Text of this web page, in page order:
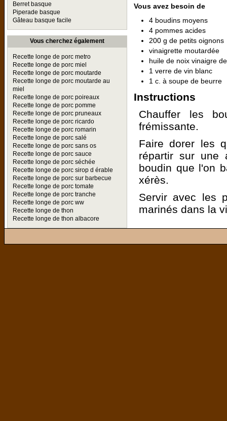
Berret basque
Piperade basque
Gâteau basque facile
Vous cherchez également
Recette longe de porc metro
Recette longe de porc miel
Recette longe de porc moutarde
Recette longe de porc moutarde au
miel
Recette longe de porc poireaux
Recette longe de porc pomme
Recette longe de porc pruneaux
Recette longe de porc ricardo
Recette longe de porc romarin
Recette longe de porc salé
Recette longe de porc sans os
Recette longe de porc sauce
Recette longe de porc séchée
Recette longe de porc sirop d érable
Recette longe de porc sur barbecue
Recette longe de porc tomate
Recette longe de porc tranche
Recette longe de porc ww
Recette longe de thon
Recette longe de thon albacore
Vous avez besoin de
4 boudins moyens
4 pommes acides
200 g de petits oignons
vinaigrette moutardée
huile de noix vinaigre
1 verre de vin blanc
1 c. à soupe de beurre
Instructions
Chauffer les
frémissante.
Faire dorer les
répartir sur une
boudin que l'on
xérès.
Servir avec les
marinés dans la